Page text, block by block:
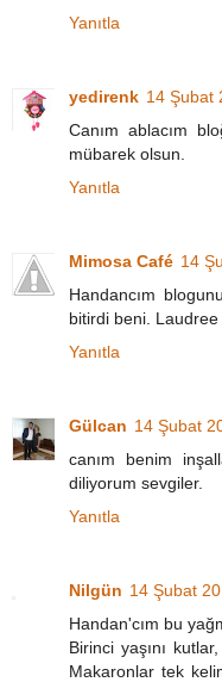
Yanıtla
yedirenk 14 Şubat
Canım ablacım
mübarek olsun.
Yanıtla
Mimosa Café 14
Handancım
bitirdi beni.
Yanıtla
Gülcan 14 Şubat
canım benim
diliyorum sevgiler.
Yanıtla
Nilgün 14 Şubat
Handan'cım bu
Birinci yaşını
Makaronlar tek